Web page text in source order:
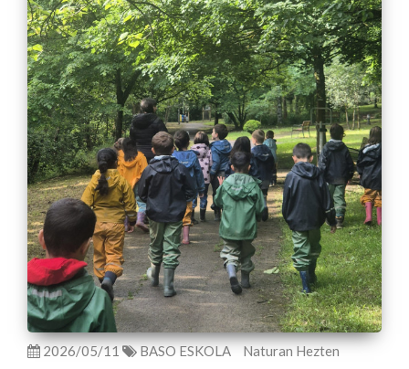
2026/05/11 BASO ESKOLA Naturan Hezten